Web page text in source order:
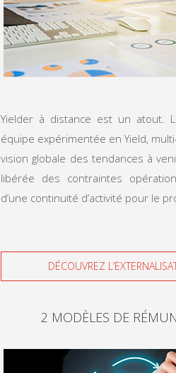
Yielder à distance est un atout.
équipe expérimentée en Yield,
vision globale des tendances à
libérée des contraintes
d’une continuité d’activité pour le
DÉCOUVREZ
2 MODÈLES DE